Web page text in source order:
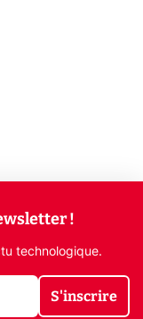
!
technologique.
S'inscrire